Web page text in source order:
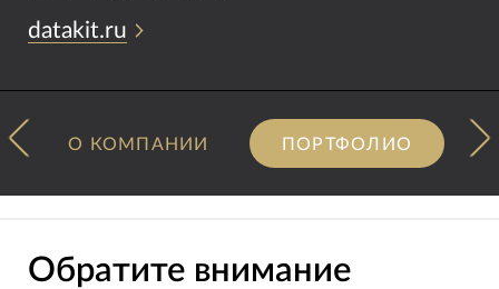
datakit.ru
О КОМПАНИИ ПОРТФОЛИО
Обратите внимание